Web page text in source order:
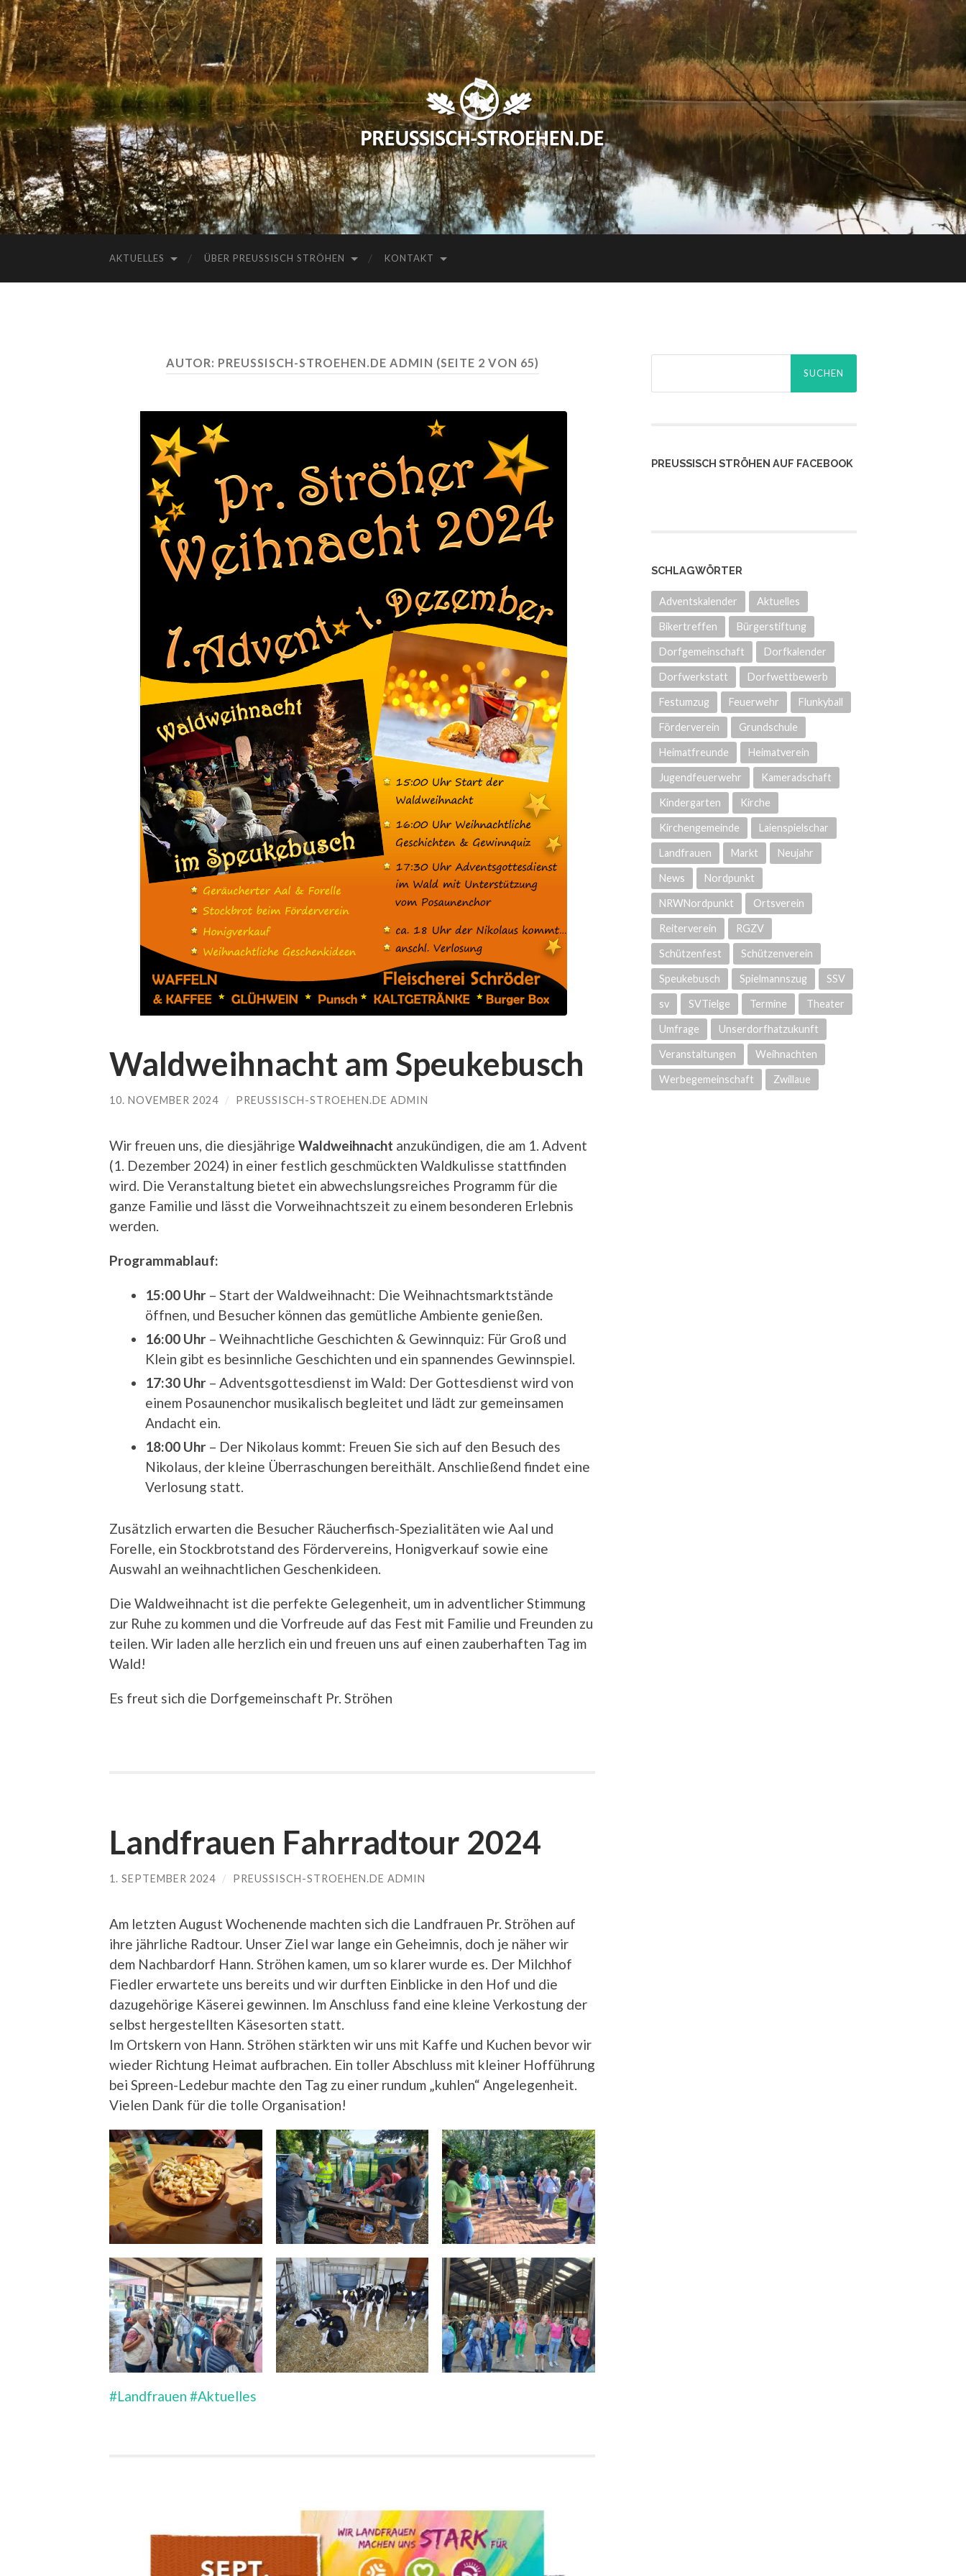
preussisch-
stroehen.de
AKTUELLES ÜBER PREUSSISCH STRÖHEN KONTAKT
AUTOR: PREUSSISCH-STROEHEN.DE ADMIN (SEITE 2 VON 65)
Waldweihnacht am Speukebusch
10. NOVEMBER 2024 / PREUSSISCH-STROEHEN.DE ADMIN
Wir freuen uns, die diesjährige Waldweihnacht anzukündigen, die am 1. Advent
(1. Dezember 2024) in einer festlich geschmückten Waldkulisse stattfinden
wird. Die Veranstaltung bietet ein abwechslungsreiches Programm für die
ganze Familie und lässt die Vorweihnachtszeit zu einem besonderen Erlebnis
werden.
Programmablauf:
15:00 Uhr – Start der Waldweihnacht: Die Weihnachtsmarktstände
öffnen, und Besucher können das gemütliche Ambiente genießen.
16:00 Uhr – Weihnachtliche Geschichten & Gewinnquiz: Für Groß und
Klein gibt es besinnliche Geschichten und ein spannendes Gewinnspiel.
17:30 Uhr – Adventsgottesdienst im Wald: Der Gottesdienst wird von
einem Posaunenchor musikalisch begleitet und lädt zur gemeinsamen
Andacht ein.
18:00 Uhr – Der Nikolaus kommt: Freuen Sie sich auf den Besuch des
Nikolaus, der kleine Überraschungen bereithält. Anschließend findet eine
Verlosung statt.
Zusätzlich erwarten die Besucher Räucherfisch-Spezialitäten wie Aal und
Forelle, ein Stockbrotstand des Fördervereins, Honigverkauf sowie eine
Auswahl an weihnachtlichen Geschenkideen.
Die Waldweihnacht ist die perfekte Gelegenheit, um in adventlicher Stimmung
zur Ruhe zu kommen und die Vorfreude auf das Fest mit Familie und Freunden zu
teilen. Wir laden alle herzlich ein und freuen uns auf einen zauberhaften Tag im
Wald!
Es freut sich die Dorfgemeinschaft Pr. Ströhen
Landfrauen Fahrradtour 2024
1. SEPTEMBER 2024 / PREUSSISCH-STROEHEN.DE ADMIN
Am letzten August Wochenende machten sich die Landfrauen Pr. Ströhen auf
ihre jährliche Radtour. Unser Ziel war lange ein Geheimnis, doch je näher wir
dem Nachbardorf Hann. Ströhen kamen, um so klarer wurde es. Der Milchhof
Fiedler erwartete uns bereits und wir durften Einblicke in den Hof und die
dazugehörige Käserei gewinnen. Im Anschluss fand eine kleine Verkostung der
selbst hergestellten Käsesorten statt.
Im Ortskern von Hann. Ströhen stärkten wir uns mit Kaffe und Kuchen bevor wir
wieder Richtung Heimat aufbrachen. Ein toller Abschluss mit kleiner Hofführung
bei Spreen-Ledebur machte den Tag zu einer rundum „kuhlen“ Angelegenheit.
Vielen Dank für die tolle Organisation!
#Landfrauen #Aktuelles
PREUSSISCH STRÖHEN AUF FACEBOOK
SCHLAGWÖRTER
Adventskalender Aktuelles
Bikertreffen Bürgerstiftung
Dorfgemeinschaft Dorfkalender
Dorfwerkstatt Dorfwettbewerb
Festumzug Feuerwehr Flunkyball
Förderverein Grundschule
Heimatfreunde Heimatverein
Jugendfeuerwehr Kameradschaft
Kindergarten Kirche
Kirchengemeinde Laienspielschar
Landfrauen Markt Neujahr
News Nordpunkt
NRWNordpunkt Ortsverein
Reiterverein RGZV
Schützenfest Schützenverein
Speukebusch Spielmannszug SSV
sv SVTielge Termine Theater
Umfrage Unserdorfhatzukunft
Veranstaltungen Weihnachten
Werbegemeinschaft Zwillaue